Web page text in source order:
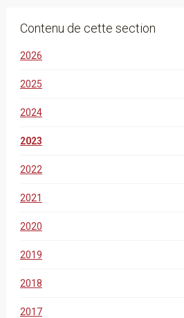
Contenu de cette section
2026
2025
2024
2023
2022
2021
2020
2019
2018
2017